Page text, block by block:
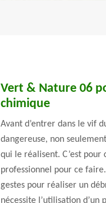
Vert & Nature 06
chimique
Avant d’entrer dans le vif
dangereuse, non
qui le réalisent. C’est pour
professionnel pour ce
gestes pour réaliser un
nécessite l’utilisation